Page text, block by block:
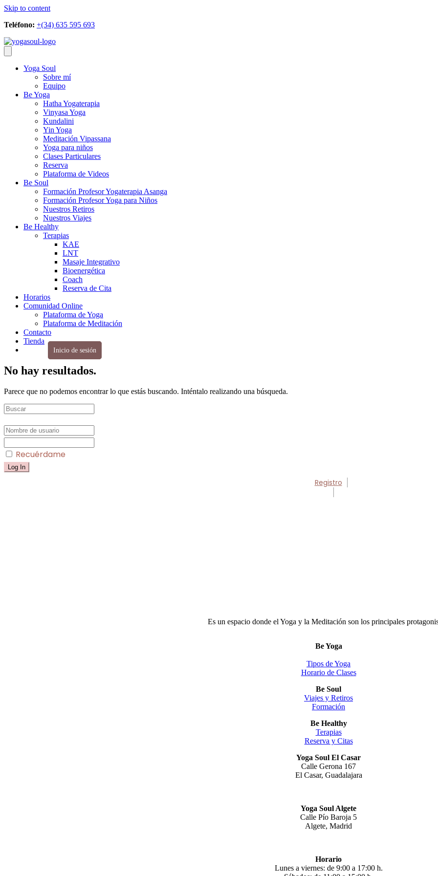
Skip to content
Teléfono: +(34) 635 595 693
Yoga Soul
Sobre mí
Equipo
Be Yoga
Hatha Yogaterapia
Vinyasa Yoga
Kundalini
Yin Yoga
Meditación Vipassana
Yoga para niños
Clases Particulares
Reserva
Plataforma de Videos
Be Soul
Formación Profesor Yogaterapia Asanga
Formación Profesor Yoga para Niños
Nuestros Retiros
Nuestros Viajes
Be Healthy
Terapias
KAE
LNT
Masaje Integrativo
Bioenergética
Coach
Reserva de Cita
Horarios
Comunidad Online
Plataforma de Yoga
Plataforma de Meditación
Contacto
Tienda
Inicio de sesión
No hay resultados.
Parece que no podemos encontrar lo que estás buscando. Inténtalo realizando una búsqueda.
Recuérdame
Registro
Es un espacio donde el Yoga y la Meditación son los principales
Be Yoga
Tipos de Yoga
Horario de Clases
Be Soul
Viajes y Retiros
Formación
Be Healthy
Terapias
Reserva y Citas
Yoga Soul El Casar
Calle Gerona 167
El Casar, Guadalajara
Yoga Soul Algete
Calle Pío Baroja 5
Algete, Madrid
Horario
Lunes a viernes: de 9:00 a 17:00 h.